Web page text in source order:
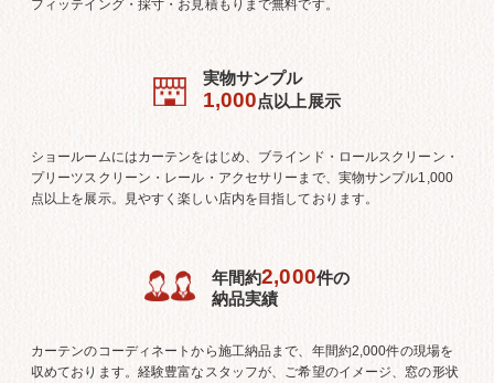
フィッテイング・採寸・お見積もりまで無料です。
実物サンプル
1,000点以上展示
ショールームにはカーテンをはじめ、ブラインド・ロールスクリーン・
プリーツスクリーン・レール・アクセサリーまで、実物サンプル1,000
点以上を展示。見やすく楽しい店内を目指しております。
年間約2,000件の
納品実績
カーテンのコーディネートから施工納品まで、年間約2,000件の現場を
収めております。経験豊富なスタッフが、ご希望のイメージ、窓の形状